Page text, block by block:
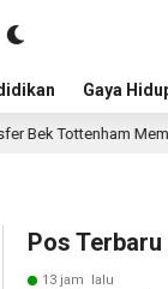
Gaya
18
Pos Terbaru
13 jam lalu